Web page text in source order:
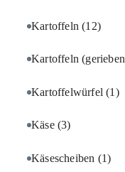
Kartoffeln(12)
Kartoffeln
Kartoffelwürfel(1)
Käse (3)
Käsescheiben (1)